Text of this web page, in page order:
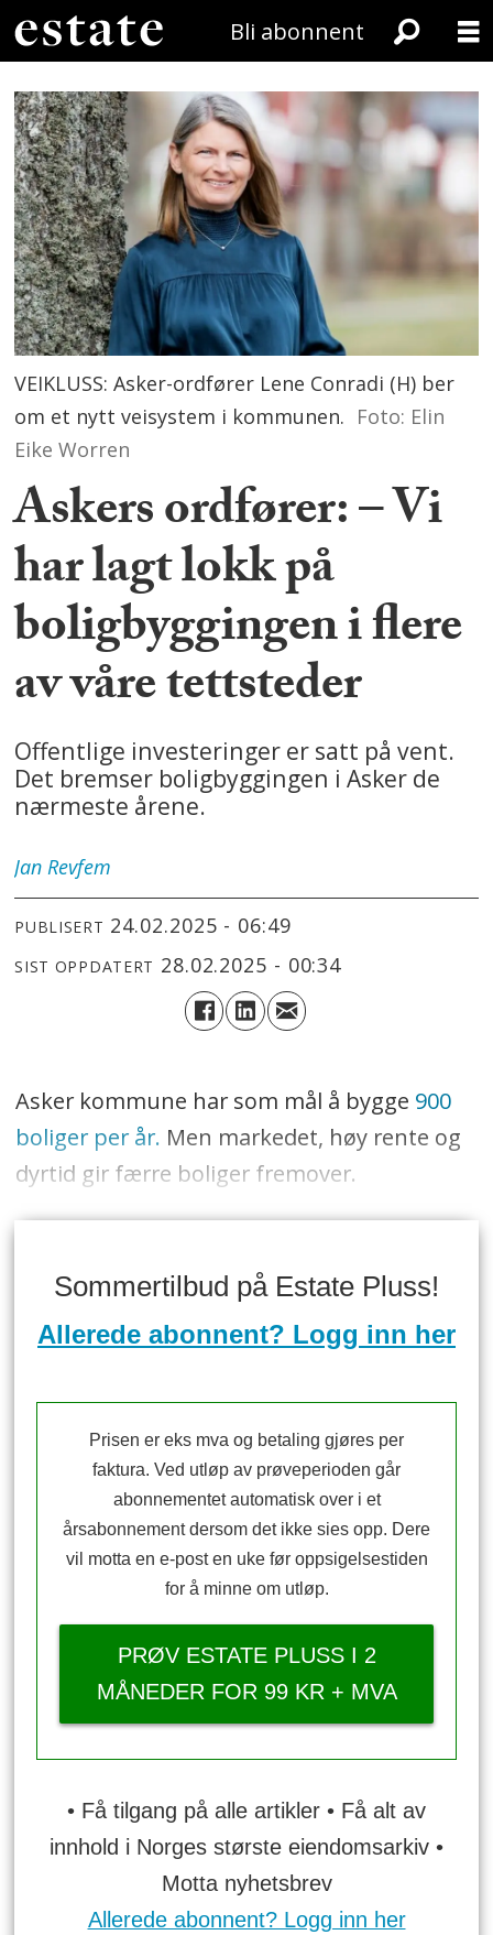
Bli abonnent
VEIKLUSS: Asker-ordfører Lene Conradi (H) ber
om et nytt veisystem i kommunen. Foto: Elin
Eike Worren
Askers ordfører: – Vi
har lagt lokk på
boligbyggingen i flere
av våre tettsteder
Offentlige investeringer er satt på vent.
Det bremser boligbyggingen i Asker de
nærmeste årene.
Jan Revfem
PUBLISERT 24.02.2025 - 06:49
SIST OPPDATERT 28.02.2025 - 00:34
Asker kommune har som mål å bygge 900
boliger per år. Men markedet, høy rente og
dyrtid gir færre boliger fremover.
Sommertilbud på Estate Pluss!
Allerede abonnent? Logg inn her
Prisen er eks mva og betaling gjøres per
faktura. Ved utløp av prøveperioden går
abonnementet automatisk over i et
årsabonnement dersom det ikke sies opp. Dere
vil motta en e-post en uke før oppsigelsestiden
for å minne om utløp.
PRØV ESTATE PLUSS I 2
MÅNEDER FOR 99 KR + MVA
• Få tilgang på alle artikler • Få alt av
innhold i Norges største eiendomsarkiv •
Motta nyhetsbrev
Allerede abonnent? Logg inn her